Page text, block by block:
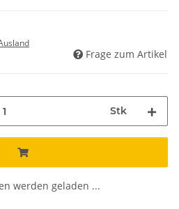
Frage zum Artikel
Stk
werden geladen ...